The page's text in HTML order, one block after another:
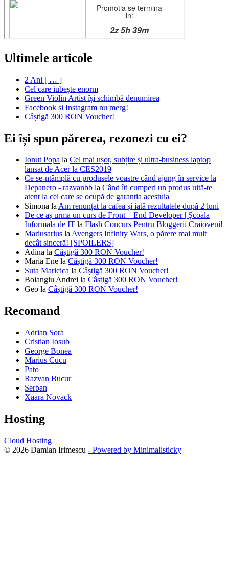
Ultimele articole
2 Ani [ … ]
Cel care iubește enorm
Green Violin Artist își schimbă denumirea
Facebook și Instagram nu merg!
Câștigă 300 RON Voucher!
Ei își spun părerea, rezonezi cu ei?
Ionut Popa la Cel mai ușor, subțire și ultra-business laptop
lansat de Acer la CES2019
Ce se-ntâmplă cu produsele voastre când ajung în service la
Depanero - razvanbb la Când îți cumperi un produs uită-te
atent la cei care se ocupă de garanția acestuia
Simona laAm renunțat la cafea și iată rezultatele după 2 luni
De ce aș urma un curs de Front – End Developer | Școala
Informala de IT la Flash Concurs Pentru Bloggerii Craioveni!
Mariusarius laAvengers Infinity Wars, o părere mai mult
decât sinceră! [SPOILERS]
Adina la Câștigă 300 RON Voucher!
Maria Ene la Câștigă 300 RON Voucher!
Suta Maricica la Câștigă 300 RON Voucher!
Boiangiu Andrei la Câștigă 300 RON Voucher!
Geo la Câștigă 300 RON Voucher!
Recomand
Adrian Sora
Cristian Iosub
George Bonea
Marius Cucu
Pato
Razvan Bucur
Serban
Xaara Novack
Hosting
Cloud Hosting
© 2026 Damian Irimescu - Powered by Minimalisticky